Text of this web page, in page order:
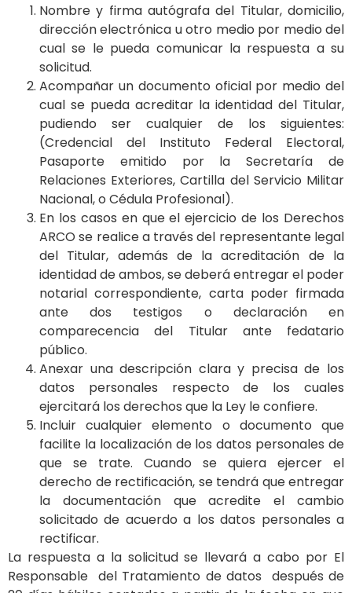
Nombre y firma autógrafa del Titular, domicilio,
dirección electrónica u otro medio por medio del
cual se le pueda comunicar la respuesta a su
solicitud.
Acompañar un documento oficial por medio del
cual se pueda acreditar la identidad del Titular,
pudiendo ser cualquier de los siguientes:
(Credencial del Instituto Federal Electoral,
Pasaporte emitido por la Secretaría de
Relaciones Exteriores, Cartilla del Servicio Militar
Nacional, o Cédula Profesional).
En los casos en que el ejercicio de los Derechos
ARCO se realice a través del representante legal
del Titular, además de la acreditación de la
identidad de ambos, se deberá entregar el poder
notarial correspondiente, carta poder firmada
ante dos testigos o declaración en
comparecencia del Titular ante fedatario
público.
Anexar una descripción clara y precisa de los
datos personales respecto de los cuales
ejercitará los derechos que la Ley le confiere.
Incluir cualquier elemento o documento que
facilite la localización de los datos personales de
que se trate. Cuando se quiera ejercer el
derecho de rectificación, se tendrá que entregar
la documentación que acredite el cambio
solicitado de acuerdo a los datos personales a
rectificar.
La respuesta a la solicitud se llevará a cabo por El
Responsable del Tratamiento de datos después de